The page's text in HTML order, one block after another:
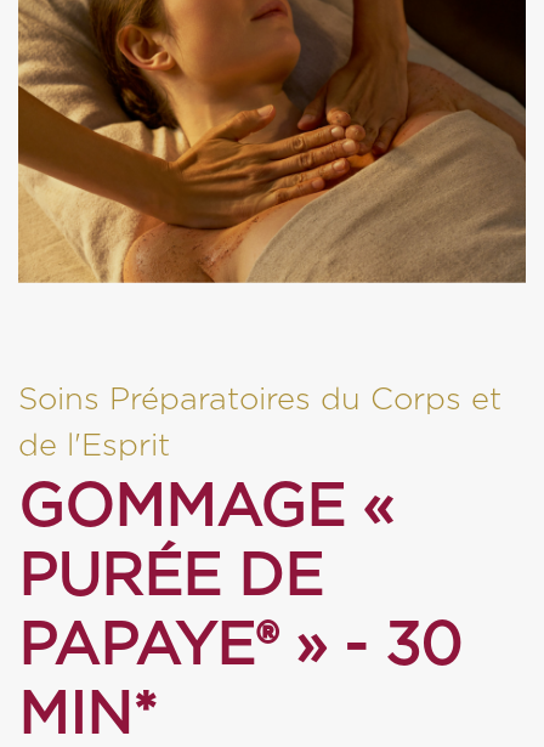
Soins Préparatoires du Corps et
de l'Esprit
GOMMAGE «
PURÉE DE
PAPAYE® » - 30
MIN*